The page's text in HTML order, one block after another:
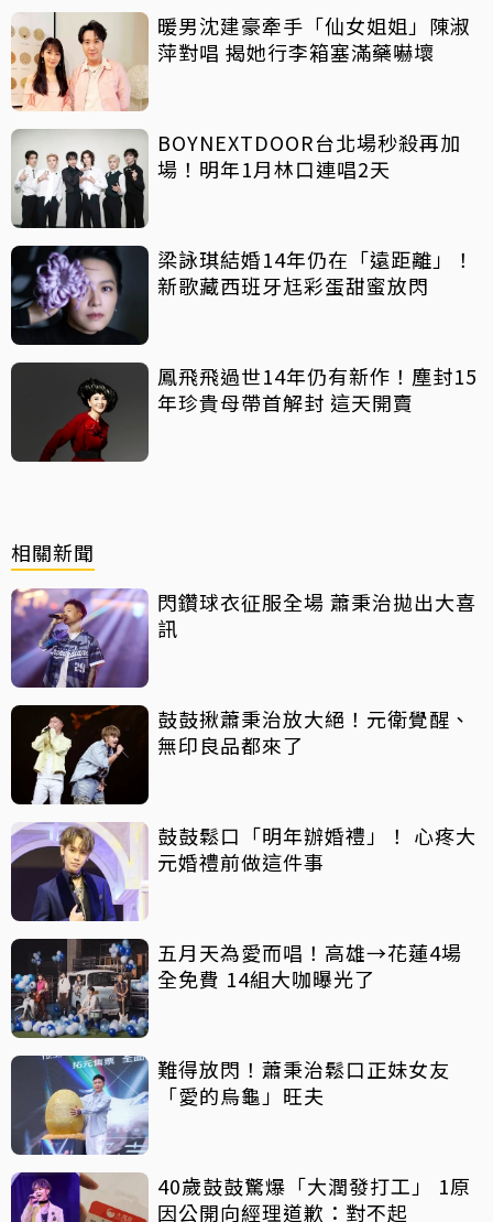
暖男沈建豪牽手「仙女姐姐」陳淑
萍對唱 揭她行李箱塞滿藥嚇壞
BOYNEXTDOOR台北場秒殺再加
場！明年1月林口連唱2天
梁詠琪結婚14年仍在「遠距離」！
新歌藏西班牙尪彩蛋甜蜜放閃
鳳飛飛過世14年仍有新作！塵封15
年珍貴母帶首解封 這天開賣
相關新聞
閃鑽球衣征服全場 蕭秉治拋出大喜
訊
鼓鼓揪蕭秉治放大絕！元衛覺醒、
無印良品都來了
鼓鼓鬆口「明年辦婚禮」！ 心疼大
元婚禮前做這件事
五月天為愛而唱！高雄→花蓮4場
全免費 14組大咖曝光了
難得放閃！蕭秉治鬆口正妹女友
「愛的烏龜」旺夫
40歲鼓鼓驚爆「大潤發打工」 1原
因公開向經理道歉：對不起